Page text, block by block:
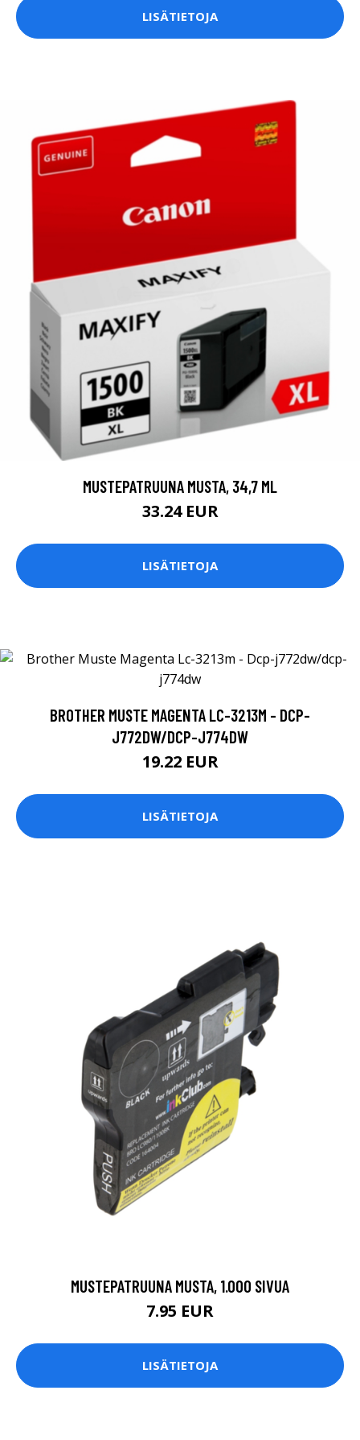
LISÄTIETOJA
MUSTEPATRUUNA MUSTA, 34,7 ML
33.24 EUR
LISÄTIETOJA
BROTHER MUSTE MAGENTA LC-3213M - DCP-
J772DW/DCP-J774DW
19.22 EUR
LISÄTIETOJA
MUSTEPATRUUNA MUSTA, 1.000 SIVUA
7.95 EUR
LISÄTIETOJA